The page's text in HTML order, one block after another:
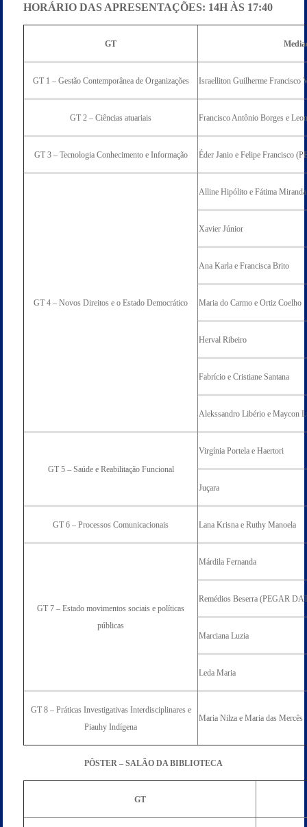
HORÁRIO DAS APRESENTAÇÕES: 14H ÀS 17:40
GT
GT 1 – Gestão Contemporânea de Organizações Israelliton Guilherme Francisco
GT 2 – Ciências atuariais Francisco Antônio Borges e
GT 3 – Tecnologia Conhecimento e Informação Éder Janio e Felipe Francisco
GT 4 – Novos Direitos e o Estado Democrático
Alline Hipólito e Fátima Miranda
Xavier Júnior
Ana Karla e Francisca Brito
Maria do Carmo e Ortiz Coelho
Herval Ribeiro
Fabrício e Cristiane Santana
Alekssandro Libério e Maycon
GT 5 – Saúde e Reabilitação Funcional
Virgínia Portela e Haertori
Juçara
GT 6 – Processos Comunicacionais Lana Krisna e Ruthy Manoela
GT 7 – Estado movimentos sociais e políticas
públicas
Márdila Fernanda
Remédios Beserra (PEGAR
Marciana Luzia
Leda Maria
GT 8 – Práticas Investigativas Interdisciplinares e
Piauhy Indígena
Maria Nilza e Maria das Mercês
PÔSTER – SALÃO DA BIBLIOTECA
GT